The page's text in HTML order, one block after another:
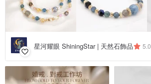
星河耀眼 ShiningStar | 天然石飾品 5.0